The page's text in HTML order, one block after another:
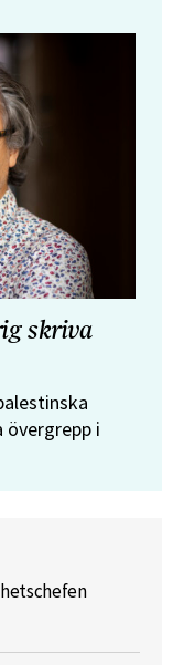
skriva
i